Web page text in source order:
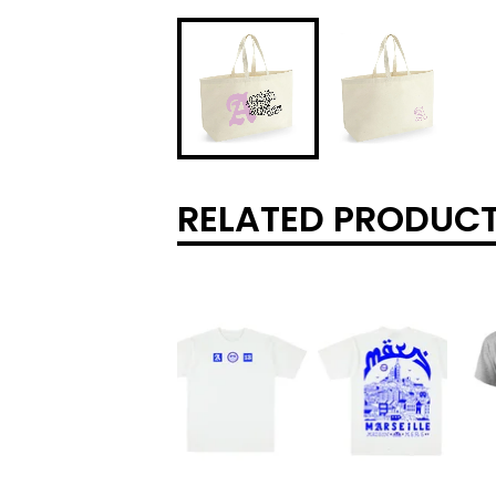
RELATED